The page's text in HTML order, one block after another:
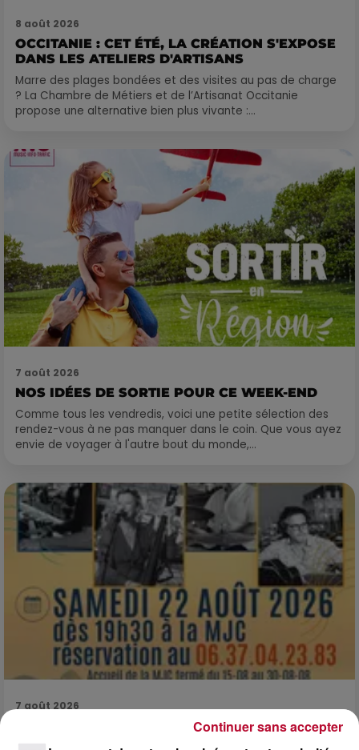
8 août 2026
OCCITANIE : CET ÉTÉ, LA CRÉATION S'EXPOSE
DANS LES ATELIERS D'ARTISANS
Marre des plages bondées et des visites au pas de charge
? La Chambre de Métiers et de l’Artisanat Occitanie
propose une alternative bien plus vivante :...
7 août 2026
NOS IDÉES DE SORTIE POUR CE WEEK-END
Comme tous les vendredis, voici une petite sélection des
rendez-vous à ne pas manquer dans le coin. Que vous ayez
envie de voyager à l'autre bout du monde,...
7 août 2026
DINER CONCERT À LA MJC DE MARSEILLAN
Continuer sans accepter